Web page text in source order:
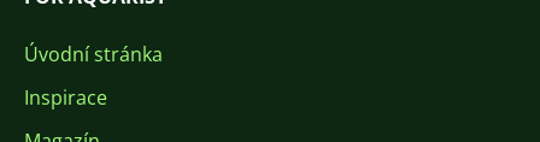
Úvodní stránka
Inspirace